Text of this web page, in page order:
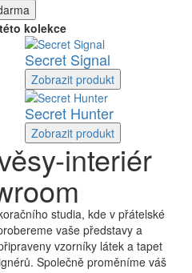
kolekce
Secret Signal
Zobrazit produkt
Secret Hunter
Zobrazit produkt
interiér
studia, kde v přátelské
vaše představy a
vzorníky látek a tapet
Společně proměníme váš